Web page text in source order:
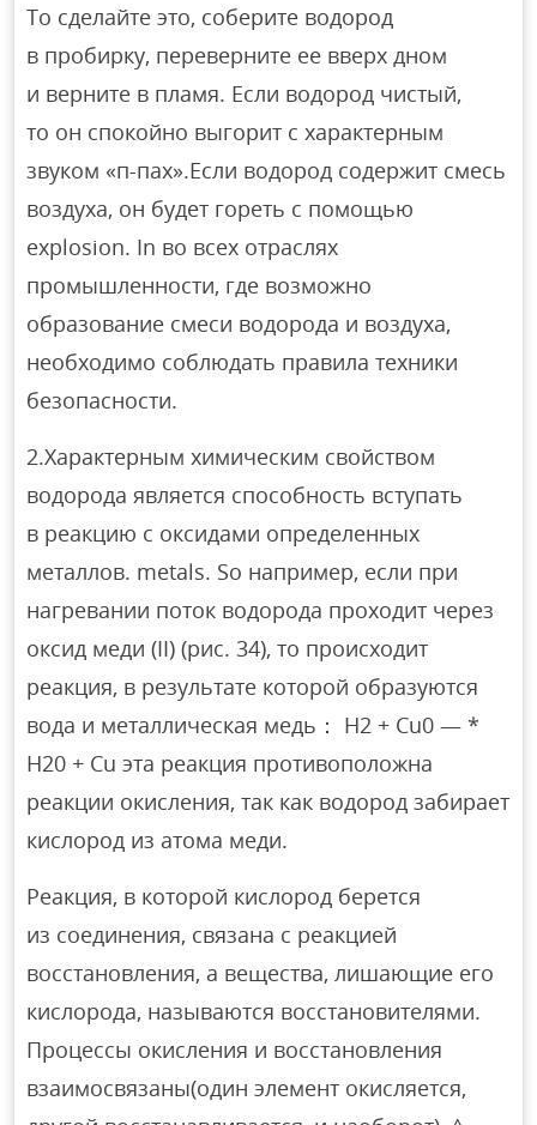
To сделайте это, соберите водород
в пробирку, переверните ее вверх дном
и верните в пламя. Если водород чистый,
то он спокойно выгорит с характерным
звуком «п-пах».Если водород содержит смесь
воздуха, он будет гореть с помощью
explosion. In во всех отраслях
промышленности, где возможно
образование смеси водорода и воздуха,
необходимо соблюдать правила техники
безопасности.
2.Характерным химическим свойством
водорода является способность вступать
в реакцию с оксидами определенных
металлов. metals. So например, если при
нагревании поток водорода проходит через
оксид меди (II) (рис. 34), то происходит
реакция, в результате которой образуются
вода и металлическая медь： H2 + Cu0 — *
H20 + Cu эта реакция противоположна
реакции окисления, так как водород забирает
кислород из атома меди.
Реакция, в которой кислород берется
из соединения, связана с реакцией
восстановления, а вещества, лишающие его
кислорода, называются восстановителями.
Процессы окисления и восстановления
взаимосвязаны(один элемент окисляется,